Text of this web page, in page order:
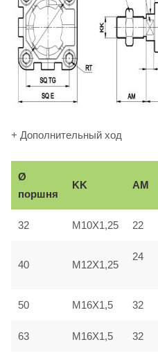
+ Дополнительный ход
Ø
поршня
KK AM
32 M10X1,25 22
40 M12X1,25
24
50 M16X1,5 32
63 M16X1,5 32